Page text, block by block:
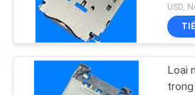
Ăng-ten
USD,
Loại